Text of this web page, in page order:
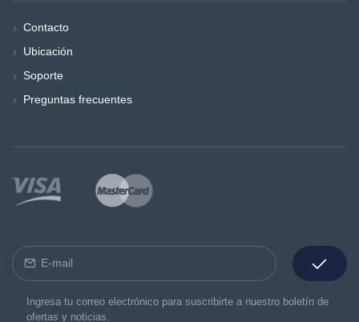
Contacto
Ubicación
Soporte
Preguntas frecuentes
Ingresa tu correo electrónico para suscribirte a nuestro boletín de
ofertas y noticias.